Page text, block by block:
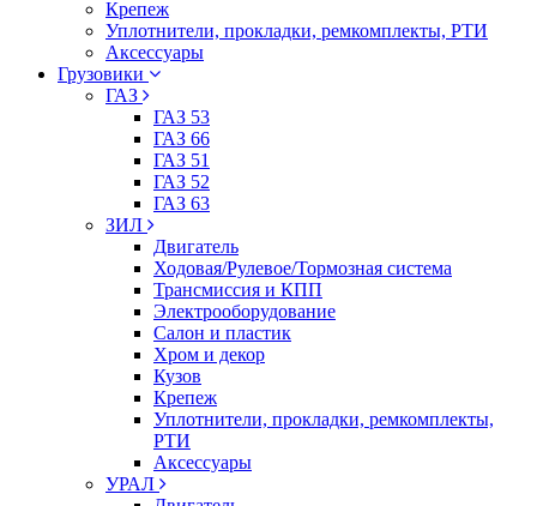
Крепеж
Уплотнители, прокладки, ремкомплекты, РТИ
Аксессуары
Грузовики
ГАЗ
ГАЗ 53
ГАЗ 66
ГАЗ 51
ГАЗ 52
ГАЗ 63
ЗИЛ
Двигатель
Ходовая/Рулевое/Тормозная система
Трансмиссия и КПП
Электрооборудование
Салон и пластик
Хром и декор
Кузов
Крепеж
Уплотнители, прокладки, ремкомплекты,
РТИ
Аксессуары
УРАЛ